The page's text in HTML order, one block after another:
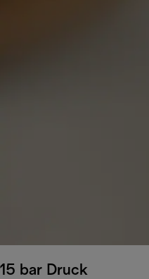
15 bar Druck